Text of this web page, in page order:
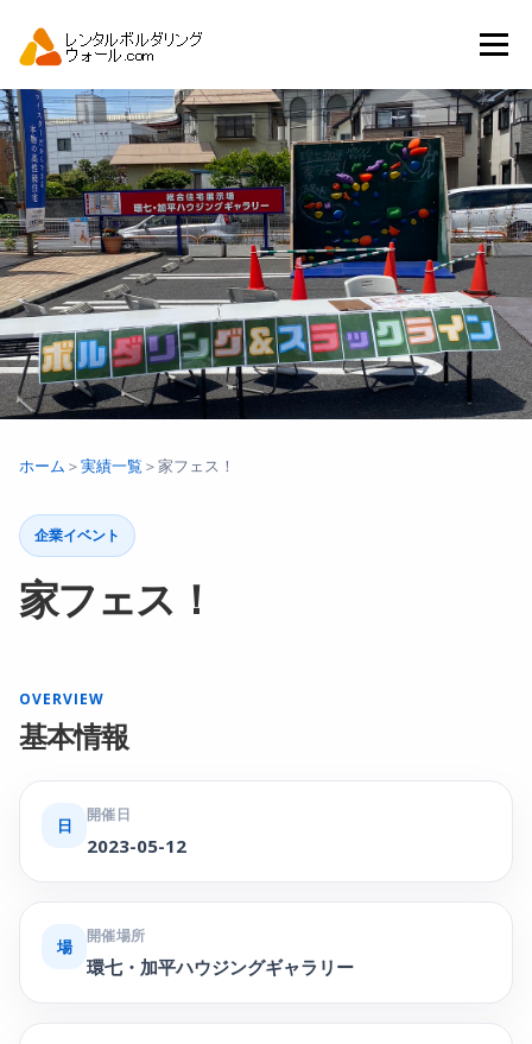
ツ
へ
ス
キ
ッ
プ
メニュー
トップ 自動見積り 商品一覧
アーバンスポーツイベント.JP
ホーム ＞実績一覧 ＞家フェス！
企業イベント
家フェス！
OVERVIEW
基本情報
日
開催日
2023-05-12
場
開催場所
環七・加平ハウジングギャラリー